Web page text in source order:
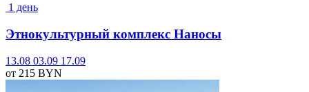
1 день
Этнокультурный комплекс Наносы
13.08 03.09 17.09
от 215 BYN